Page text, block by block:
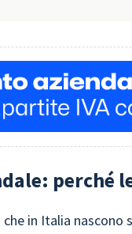
perché
in Italia